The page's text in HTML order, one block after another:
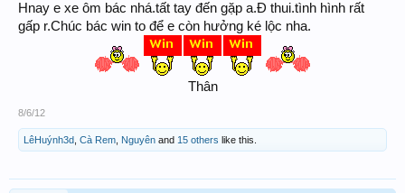
Hnay e xe ôm bác nhá.tất tay đến gặp a.Đ thui.tình hình rất
gấp r.Chúc bác win to để e còn hưởng ké lộc nha.
Thân​
8/6/12
LêHuýnh3d Cà Rem Nguyên and 15 others like this.